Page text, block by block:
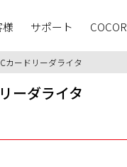
サポート
カードリーダライタ
ーダライタ